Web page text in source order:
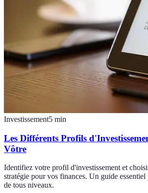
Investissement5 min
Les Différents Profils
Vôtre
Identifiez votre profil d'investissement et
stratégie pour vos finances. Un guide essentiel
de tous niveaux.